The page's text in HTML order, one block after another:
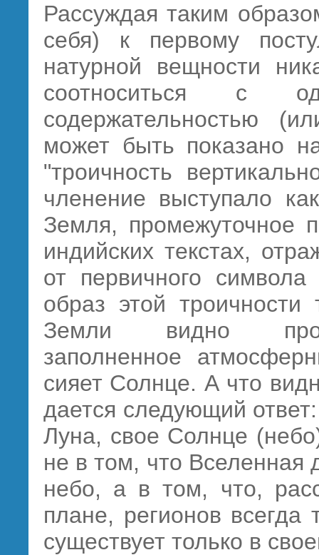
Рассуждая таким
себя) к первому
натурной вещности
соотноситься с
содержательностью
может быть показано
"троичность
членение выступало
Земля, промежуточное
индийских текстах,
от первичного
образ этой троичности
Земли видно
заполненное
сияет Солнце. А что
дается следующий
Луна, свое Солнце
не в том, что
небо, а в том, что,
плане, регионов
существует только в